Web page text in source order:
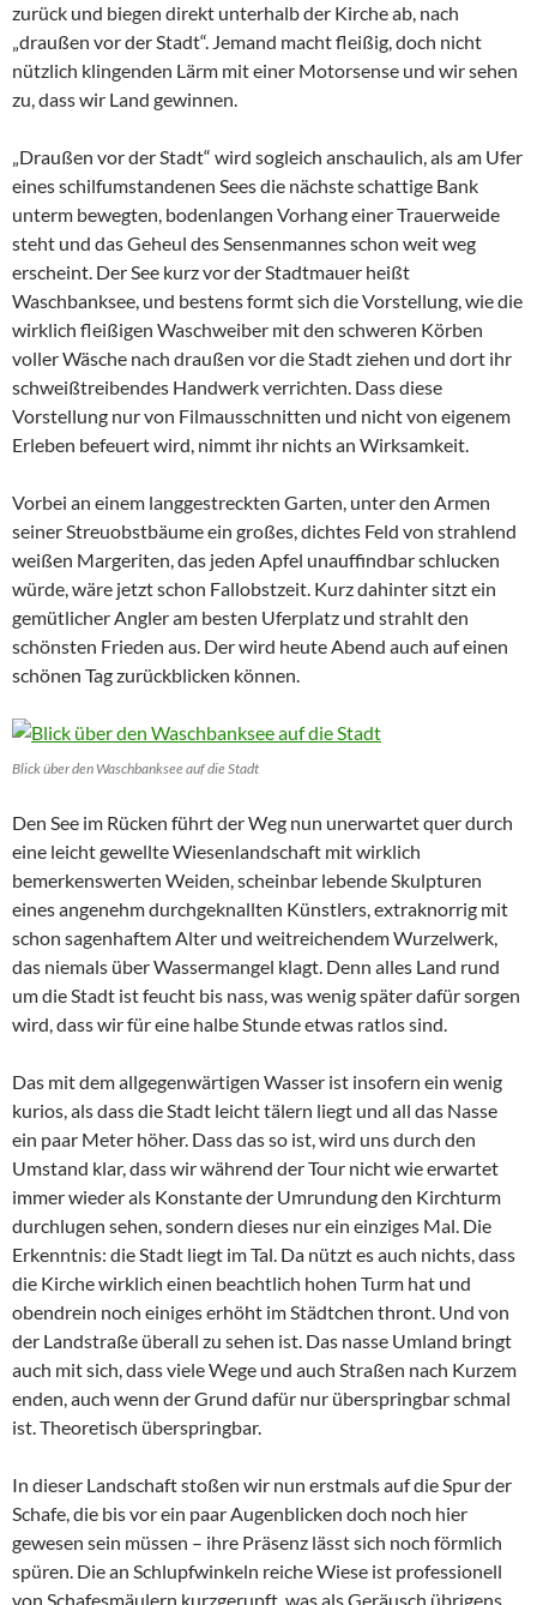
zurück und biegen direkt unterhalb der Kirche ab, nach
„draußen vor der Stadt“. Jemand macht fleißig, doch nicht
nützlich klingenden Lärm mit einer Motorsense und wir sehen
zu, dass wir Land gewinnen.
„Draußen vor der Stadt“ wird sogleich anschaulich, als am Ufer
eines schilfumstandenen Sees die nächste schattige Bank
unterm bewegten, bodenlangen Vorhang einer Trauerweide
steht und das Geheul des Sensenmannes schon weit weg
erscheint. Der See kurz vor der Stadtmauer heißt
Waschbanksee, und bestens formt sich die Vorstellung, wie die
wirklich fleißigen Waschweiber mit den schweren Körben
voller Wäsche nach draußen vor die Stadt ziehen und dort ihr
schweißtreibendes Handwerk verrichten. Dass diese
Vorstellung nur von Filmausschnitten und nicht von eigenem
Erleben befeuert wird, nimmt ihr nichts an Wirksamkeit.
Vorbei an einem langgestreckten Garten, unter den Armen
seiner Streuobstbäume ein großes, dichtes Feld von strahlend
weißen Margeriten, das jeden Apfel unauffindbar schlucken
würde, wäre jetzt schon Fallobstzeit. Kurz dahinter sitzt ein
gemütlicher Angler am besten Uferplatz und strahlt den
schönsten Frieden aus. Der wird heute Abend auch auf einen
schönen Tag zurückblicken können.
Blick über den Waschbanksee auf die Stadt
Den See im Rücken führt der Weg nun unerwartet quer durch
eine leicht gewellte Wiesenlandschaft mit wirklich
bemerkenswerten Weiden, scheinbar lebende Skulpturen
eines angenehm durchgeknallten Künstlers, extraknorrig mit
schon sagenhaftem Alter und weitreichendem Wurzelwerk,
das niemals über Wassermangel klagt. Denn alles Land rund
um die Stadt ist feucht bis nass, was wenig später dafür sorgen
wird, dass wir für eine halbe Stunde etwas ratlos sind.
Das mit dem allgegenwärtigen Wasser ist insofern ein wenig
kurios, als dass die Stadt leicht tälern liegt und all das Nasse
ein paar Meter höher. Dass das so ist, wird uns durch den
Umstand klar, dass wir während der Tour nicht wie erwartet
immer wieder als Konstante der Umrundung den Kirchturm
durchlugen sehen, sondern dieses nur ein einziges Mal. Die
Erkenntnis: die Stadt liegt im Tal. Da nützt es auch nichts, dass
die Kirche wirklich einen beachtlich hohen Turm hat und
obendrein noch einiges erhöht im Städtchen thront. Und von
der Landstraße überall zu sehen ist. Das nasse Umland bringt
auch mit sich, dass viele Wege und auch Straßen nach Kurzem
enden, auch wenn der Grund dafür nur überspringbar schmal
ist. Theoretisch überspringbar.
In dieser Landschaft stoßen wir nun erstmals auf die Spur der
Schafe, die bis vor ein paar Augenblicken doch noch hier
gewesen sein müssen – ihre Präsenz lässt sich noch förmlich
spüren. Die an Schlupfwinkeln reiche Wiese ist professionell
von Schafesmäulern kurzgerupft, was als Geräusch übrigens